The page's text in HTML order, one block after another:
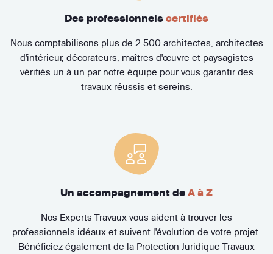
Des professionnels certifiés
Nous comptabilisons plus de 2 500 architectes, architectes
d'intérieur, décorateurs, maîtres d'œuvre et paysagistes
vérifiés un à un par notre équipe pour vous garantir des
travaux réussis et sereins.
Un accompagnement de A à Z
Nos Experts Travaux vous aident à trouver les
professionnels idéaux et suivent l'évolution de votre projet.
Bénéficiez également de la Protection Juridique Travaux